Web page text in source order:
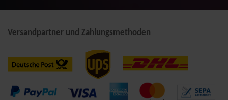
Versandpartner und Zahlungsmethoden